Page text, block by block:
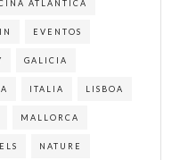
ATLÁNTICA
EVENTOS
GALICIA
ITALIA LISBOA
MALLORCA
NATURE